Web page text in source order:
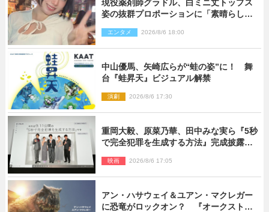
現役薬剤師グラドル、白ミニ丈トップス
姿の抜群プロポーションに「素晴らしす
エンタメ 2026/8/6 18:00
中山優馬、矢崎広らが“蛙の姿”に！ 舞
台『蛙昇天』ビジュアル解禁
演劇 2026/8/6 17:30
重岡大毅、原菜乃華、田中みな実ら『5秒
で完全犯罪を生成する方法』完成披露に
映画 2026/8/6 17:05
アン・ハサウェイ＆ユアン・マクレガー
に恐竜がロックオン？ 『オークストリ